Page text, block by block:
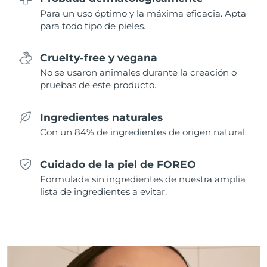
Para un uso óptimo y la máxima eficacia. Apta
para todo tipo de pieles.
Cruelty-free y vegana
No se usaron animales durante la creación o
pruebas de este producto.
Ingredientes naturales
Con un 84% de ingredientes de origen natural.
Cuidado de la piel de FOREO
Formulada sin ingredientes de nuestra amplia
lista de ingredientes a evitar.
Singapur Entrega prevista 13/08/2026
Eslovenia
Sudáfrica
Corea del Sur Entrega prevista
Suecia Entrega prevista11/08/2026
Entrega prevista